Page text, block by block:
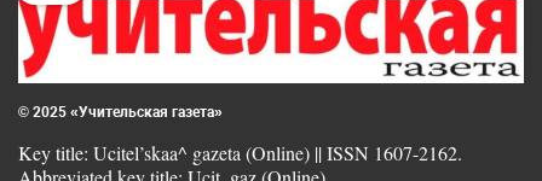
© 2025 «Учительская газета»
Key title: Ucitel’skaa^ gazeta (Online) || ISSN 1607-2162.